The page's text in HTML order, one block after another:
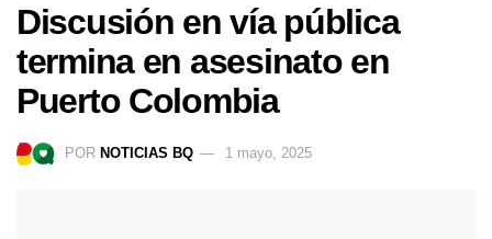
Discusión en vía pública
termina en asesinato en
Puerto Colombia
POR NOTICIAS BQ 1 mayo, 2025